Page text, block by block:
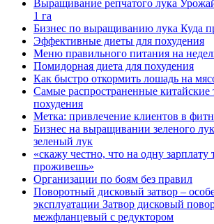
Выращивание репчатого лука
1 га
Бизнес по выращиванию лука Куда
Эффективные диеты для похудения
Меню правильного питания на
Помидорная диета для похудения
Как быстро откормить лошадь на
Самые распространенные китайские
похудения
Метка: привлечение клиентов в
Бизнес на выращивании зеленого
зеленый лук
«скажу честно, что на одну
проживешь»
Организации по боям без правил
Поворотный дисковый затвор –
эксплуатации Затвор дисковый
межфланцевый с редуктором